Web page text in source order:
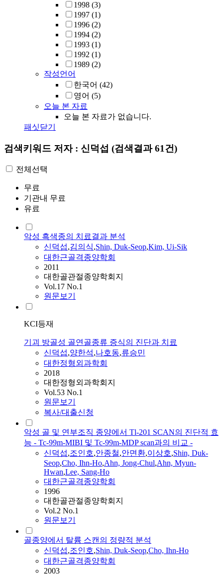
1998 (3)
1997 (1)
1996 (2)
1994 (2)
1993 (1)
1992 (1)
1989 (2)
작성언어
한국어 (42)
영어 (5)
오늘 본 자료
오늘 본 자료가 없습니다.
패싯닫기
검색키워드 저자 : 신덕섭 (검색결과 61건)
전체선택
무료
기관내 무료
유료
악성 흑색종의 치료결과 분석
신덕섭,김의식,Shin, Duk-Seop,Kim, Ui-Sik
대한근골격종양학회
2011
대한골관절종양학회지
Vol.17 No.1
원문보기
KCI등재
기괴 방골성 골연골종류 증식의 진단과 치료
신덕섭,양한석,나호동,류승민
대한정형외과학회
2018
대한정형외과학회지
Vol.53 No.1
원문보기
복사/대출신청
악성 골 및 연부조직 종양에서 Tl-201 SCAN의 진단적 효
능 - Tc-99m-MIBI 및 Tc-99m-MDP scan과의 비교 -
신덕섭,조인호,안종철,안면환,이상호,Shin, Duk-
Seop,Cho, Ihn-Ho,Ahn, Jong-Chul,Ahn, Myun-
Hwan,Lee, Sang-Ho
대한근골격종양학회
1996
대한골관절종양학회지
Vol.2 No.1
원문보기
골종양에서 탈륨 스캔의 정량적 분석
신덕섭,조인호,Shin, Duk-Seop,Cho, Ihn-Ho
대한근골격종양학회
2003